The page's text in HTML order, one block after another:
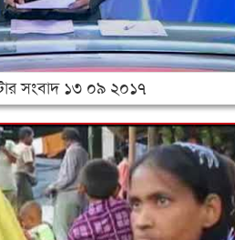
সংবাদ ১৩ ০৯ ২০১৭